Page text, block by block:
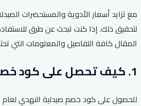
مع تزايد أسعار الأدوية والمستحضرات
المقال كافة التفاصيل والمعلومات التي
1. كيف تحصل على كود خصم صيدلية النهدي لعام 2026؟